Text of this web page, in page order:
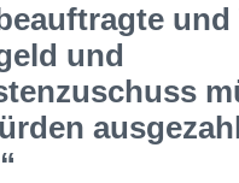
und
und